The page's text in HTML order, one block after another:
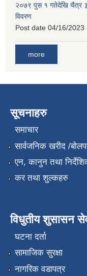
२०७९ पुस १ गतेदेखि चैत्र ३०
विवरण
Post date 04/16/2023
more
सूचनाहरु
समाचार
सार्वजनिक खरीद /
एन, कानुन तथा
कर तथा शुल्कहरु
विधुतीय शुसासन
घटना दर्ता
सामाजिक सुरक्षा
नागरिक वडापत्र